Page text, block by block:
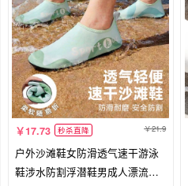
17.73 秒杀直降 21.9
户外沙滩鞋女防滑透气速干游泳
鞋涉水防割浮潜鞋男成人漂流溯